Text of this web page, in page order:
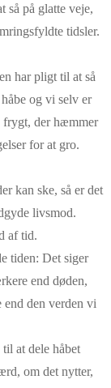
så på glatte veje,
tidsler.
har pligt til at så
og vi selv er
frygt, der hæmmer
for at gro.
kan ske, så er det
livsmod.
af tid.
tiden: Det siger
end døden,
end den verden vi
at dele håbet
om det nytter,